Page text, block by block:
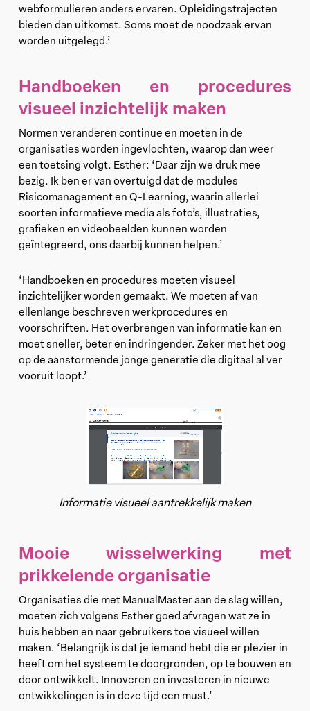
webformulieren anders ervaren. Opleidingstrajecten
bieden dan uitkomst. Soms moet de noodzaak ervan
worden uitgelegd.’
Handboeken en procedures
visueel inzichtelijk maken
Normen veranderen continue en moeten in de
organisaties worden ingevlochten, waarop dan weer
een toetsing volgt. Esther: ‘Daar zijn we druk mee
bezig. Ik ben er van overtuigd dat de modules
Risicomanagement en Q-Learning, waarin allerlei
soorten informatieve media als foto’s, illustraties,
grafieken en videobeelden kunnen worden
geïntegreerd, ons daarbij kunnen helpen.’
‘Handboeken en procedures moeten visueel
inzichtelijker worden gemaakt. We moeten af van
ellenlange beschreven werkprocedures en
voorschriften. Het overbrengen van informatie kan en
moet sneller, beter en indringender. Zeker met het oog
op de aanstormende jonge generatie die digitaal al ver
vooruit loopt.’
Informatie visueel aantrekkelijk maken
Mooie wisselwerking met
prikkelende organisatie
Organisaties die met ManualMaster aan de slag willen,
moeten zich volgens Esther goed afvragen wat ze in
huis hebben en naar gebruikers toe visueel willen
maken. ‘Belangrijk is dat je iemand hebt die er plezier in
heeft om het systeem te doorgronden, op te bouwen en
door ontwikkelt. Innoveren en investeren in nieuwe
ontwikkelingen is in deze tijd een must.’